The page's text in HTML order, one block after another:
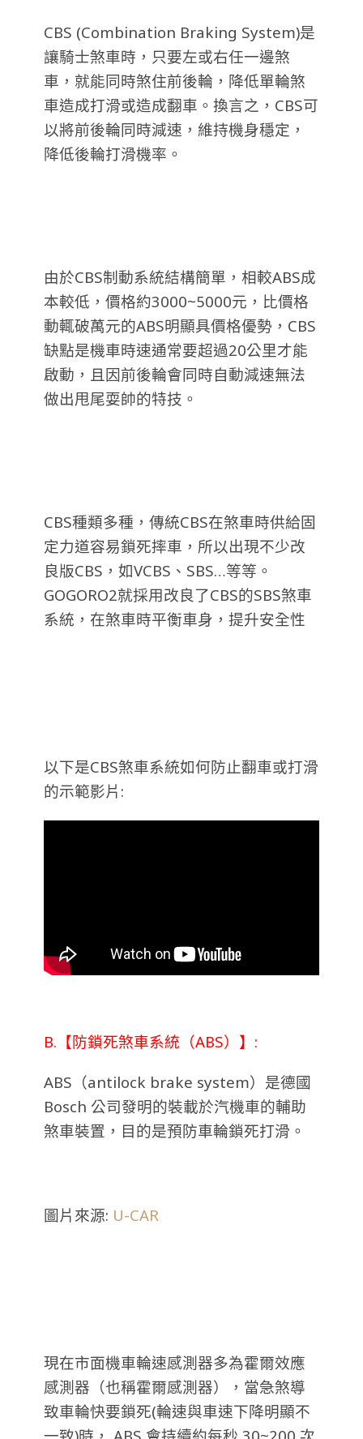
CBS (Combination Braking System)是
讓騎士煞車時，只要左或右任一邊煞
車，就能同時煞住前後輪，降低單輪煞
車造成打滑或造成翻車。換言之，CBS可
以將前後輪同時減速，維持機身穩定，
降低後輪打滑機率。
由於CBS制動系統結構簡單，相較ABS成
本較低，價格約3000~5000元，比價格
動輒破萬元的ABS明顯具價格優勢，CBS
缺點是機車時速通常要超過20公里才能
啟動，且因前後輪會同時自動減速無法
做出甩尾耍帥的特技。
CBS種類多種，傳統CBS在煞車時供給固
定力道容易鎖死摔車，所以出現不少改
良版CBS，如VCBS、SBS…等等。
GOGORO2就採用改良了CBS的SBS煞車
系統，在煞車時平衡車身，提升安全性
以下是CBS煞車系統如何防止翻車或打滑
的示範影片:
B.【防鎖死煞車系統（ABS）】:
ABS（antilock brake system）是德國
Bosch 公司發明的裝載於汽機車的輔助
煞車裝置，目的是預防車輪鎖死打滑。
圖片來源: U-CAR
現在市面機車輪速感測器多為霍爾效應
感測器（也稱霍爾感測器），當急煞導
致車輪快要鎖死(輪速與車速下降明顯不